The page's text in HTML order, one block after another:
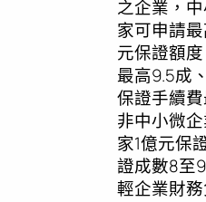
之企業，
家可申請
元保證額
最高9.5成
保證手續費
非中小微
家1億元保
證成數8至
輕企業財務